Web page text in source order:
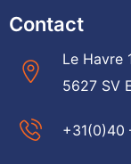
Contact
Le Havre
5627 SV
+31(0)40